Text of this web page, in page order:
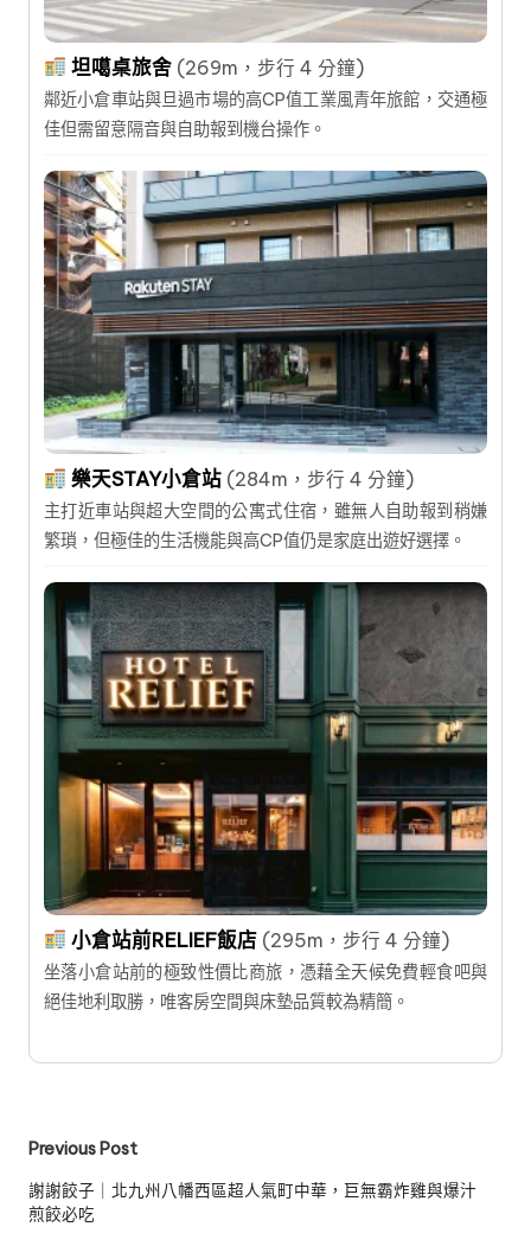
坦噶桌旅舍 (269m，步行 4 分鐘)
鄰近小倉車站與旦過市場的高CP值工業風青年旅館，交通極
佳但需留意隔音與自助報到機台操作。
樂天STAY小倉站 (284m，步行 4 分鐘)
主打近車站與超大空間的公寓式住宿，雖無人自助報到稍嫌
繁瑣，但極佳的生活機能與高CP值仍是家庭出遊好選擇。
小倉站前RELIEF飯店 (295m，步行 4 分鐘)
坐落小倉站前的極致性價比商旅，憑藉全天候免費輕食吧與
絕佳地利取勝，唯客房空間與床墊品質較為精簡。
Post
navigation
Previous Post
謝謝餃子｜北九州八幡西區超人氣町中華，巨無霸炸雞與爆汁
煎餃必吃